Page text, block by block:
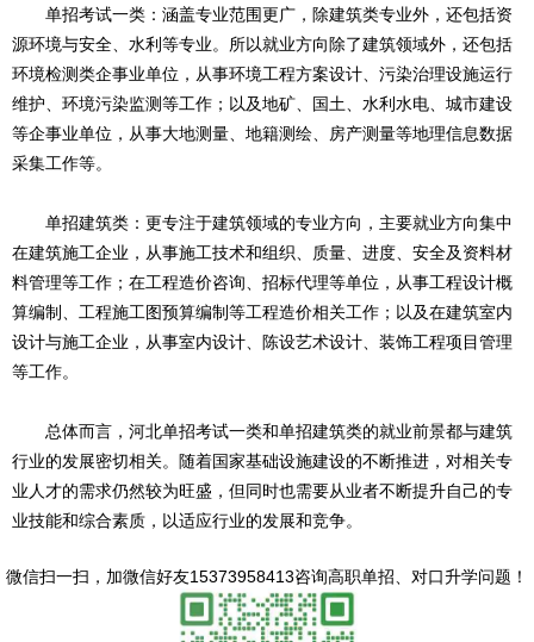
单招考试一类：涵盖专业范围更广，除建筑类专业外，还包括资
源环境与安全、水利等专业。所以就业方向除了建筑领域外，还包括
环境检测类企事业单位，从事环境工程方案设计、污染治理设施运行
维护、环境污染监测等工作；以及地矿、国土、水利水电、城市建设
等企事业单位，从事大地测量、地籍测绘、房产测量等地理信息数据
采集工作等。
单招建筑类：更专注于建筑领域的专业方向，主要就业方向集中
在建筑施工企业，从事施工技术和组织、质量、进度、安全及资料材
料管理等工作；在工程造价咨询、招标代理等单位，从事工程设计概
算编制、工程施工图预算编制等工程造价相关工作；以及在建筑室内
设计与施工企业，从事室内设计、陈设艺术设计、装饰工程项目管理
等工作。
总体而言，河北单招考试一类和单招建筑类的就业前景都与建筑
行业的发展密切相关。随着国家基础设施建设的不断推进，对相关专
业人才的需求仍然较为旺盛，但同时也需要从业者不断提升自己的专
业技能和综合素质，以适应行业的发展和竞争。
微信扫一扫， 加微信好友15373958413咨询高职单招、对口升学问题 ！